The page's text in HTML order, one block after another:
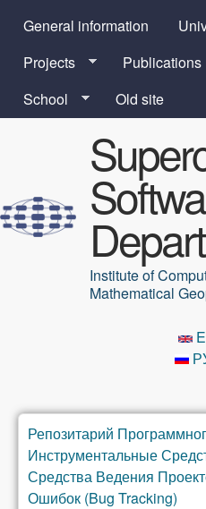
General information
Projects
Publications
School
Old site
Institute of
Mathematical
You are here
Репозитарий
Инструментальные
Средства Ведения
Ошибок (Bug Tracking)